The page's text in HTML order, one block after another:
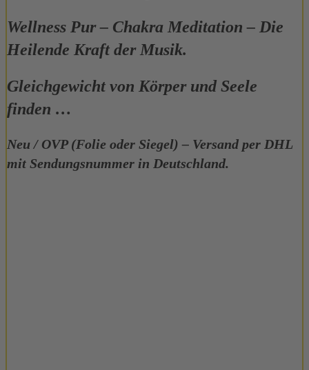
Wellness Pur – Chakra Meditation – Die
Heilende Kraft der Musik.
Gleichgewicht von Körper und Seele
finden …
Neu / OVP (Folie oder Siegel) – Versand per DHL
mit Sendungsnummer in Deutschland.